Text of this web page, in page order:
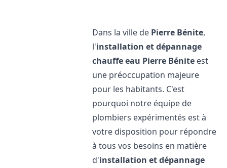
Dans la ville de Pierre Bénite,
l'installation et dépannage
chauffe eau Pierre Bénite est
une préoccupation majeure
pour les habitants. C'est
pourquoi notre équipe de
plombiers expérimentés est à
votre disposition pour répondre
à tous vos besoins en matière
d'installation et dépannage